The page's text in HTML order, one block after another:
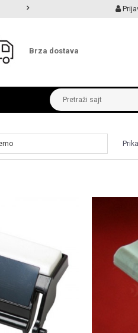
MOGUĆNOST
Brza dostava
Pretraži sajt